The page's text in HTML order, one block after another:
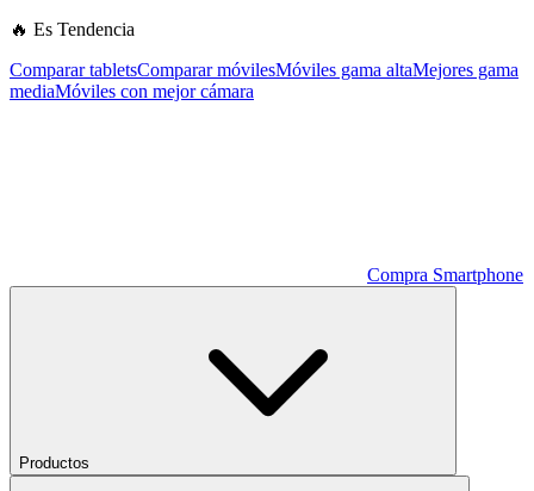
🔥 Es Tendencia
Comparar tabletsComparar móvilesMóviles gama altaMejores gama
mediaMóviles con mejor cámara
Compra Smartphone
Productos